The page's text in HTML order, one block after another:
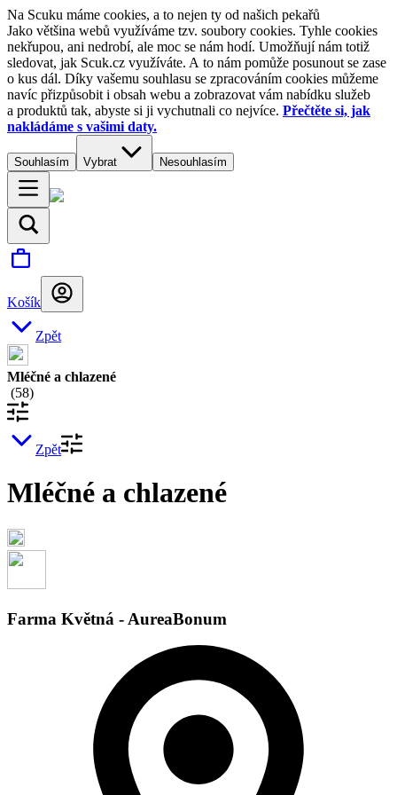
Na Scuku máme cookies, a to nejen ty od našich pekařů
Jako většina webů využíváme tzv. soubory cookies. Tyhle cookies
nekřupou, ani nedrobí, ale moc se nám hodí. Umožňují nám totiž
sledovat, jak Scuk.cz využíváte. A to nám pomůže posunout se zase
o kus dál. Díky vašemu souhlasu se zpracováním cookies můžeme
navíc přizpůsobit i obsah webu a zobrazovat vám nabídku služeb
a produktů tak, abyste si ji vychutnali co nejvíce. Přečtěte si, jak
nakládáme s vašimi daty.
Souhlasím Vybrat Nesouhlasím
Košík
Zpět
Mléčné a chlazené
(58)
Zpět
Mléčné a chlazené
Farma Květná - AureaBonum